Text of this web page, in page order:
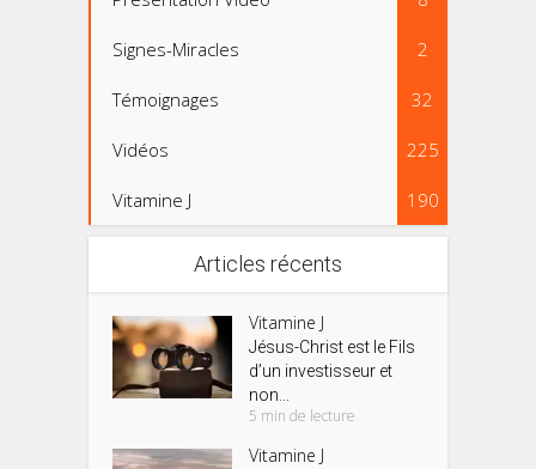
Signes-Miracles 2
Témoignages 32
Vidéos 225
Vitamine J 190
Articles récents
Vitamine J
Jésus-Christ est le Fils
d’un investisseur et
non...
5 min de lecture
Vitamine J